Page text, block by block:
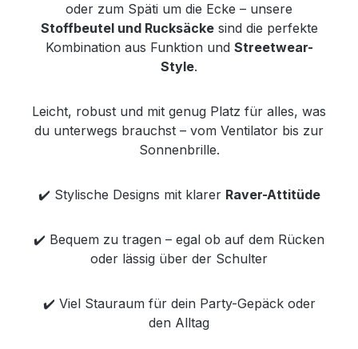
oder zum Späti um die Ecke – unsere
Stoffbeutel und Rucksäckesind die perfekte
Kombination aus Funktion und Streetwear-
Style.
Leicht, robust und mit genug Platz für alles, was
du unterwegs brauchst – vom Ventilator bis zur
Sonnenbrille.
✔️ Stylische Designs mit klarer Raver-Attitüde
✔️ Bequem zu tragen – egal ob auf dem Rücken
oder lässig über der Schulter
✔️ Viel Stauraum für dein Party-Gepäck oder
den Alltag